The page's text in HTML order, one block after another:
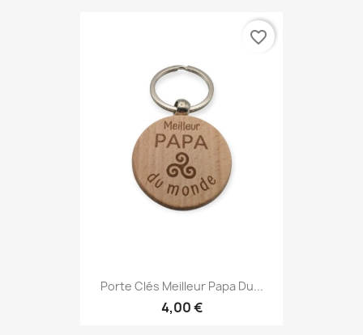
Porte Clés Meilleur Papa Du...
4,00 €
favorite_border